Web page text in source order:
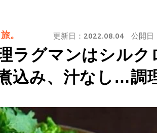
ラグマンはシルク
込み、汁なし…調
。 更新日： 2022.08.04 公開日